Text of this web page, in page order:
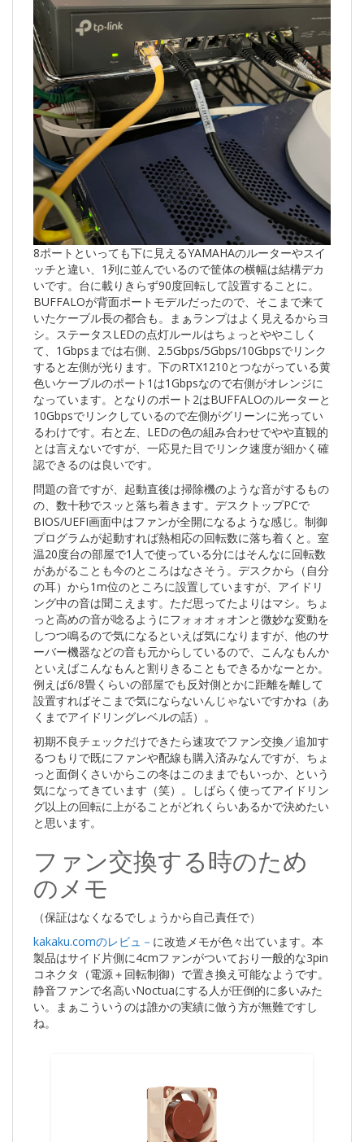
8ポートといっても下に見えるYAMAHAのルーターやスイ
ッチと違い、1列に並んでいるので筐体の横幅は結構デカ
いです。台に載りきらず90度回転して設置することに。
BUFFALOが背面ポートモデルだったので、そこまで来て
いたケーブル長の都合も。まぁランプはよく見えるからヨ
シ。ステータスLEDの点灯ルールはちょっとややこしく
て、1Gbpsまでは右側、2.5Gbps/5Gbps/10Gbpsでリンク
すると左側が光ります。下のRTX1210とつながっている黄
色いケーブルのポート1は1Gbpsなので右側がオレンジに
なっています。となりのポート2はBUFFALOのルーターと
10Gbpsでリンクしているので左側がグリーンに光ってい
るわけです。右と左、LEDの色の組み合わせでやや直観的
とは言えないですが、一応見た目でリンク速度が細かく確
認できるのは良いです。
問題の音ですが、起動直後は掃除機のような音がするもの
の、数十秒でスッと落ち着きます。デスクトップPCで
BIOS/UEFI画面中はファンが全開になるような感じ。制御
プログラムが起動すれば熱相応の回転数に落ち着くと。室
温20度台の部屋で1人で使っている分にはそんなに回転数
があがることも今のところはなさそう。デスクから（自分
の耳）から1m位のところに設置していますが、アイドリ
ング中の音は聞こえます。ただ思ってたよりはマシ。ちょ
っと高めの音が唸るようにフォォオォオンと微妙な変動を
しつつ鳴るので気になるといえば気になりますが、他のサ
ーバー機器などの音も元からしているので、こんなもんか
といえばこんなもんと割りきることもできるかなーとか。
例えば6/8畳くらいの部屋でも反対側とかに距離を離して
設置すればそこまで気にならないんじゃないですかね（あ
くまでアイドリングレベルの話）。
初期不良チェックだけできたら速攻でファン交換／追加す
るつもりで既にファンや配線も購入済みなんですが、ちょ
っと面倒くさいからこの冬はこのままでもいっか、という
気になってきています（笑）。しばらく使ってアイドリン
グ以上の回転に上がることがどれくらいあるかで決めたい
と思います。
ファン交換する時のため
のメモ
（保証はなくなるでしょうから自己責任で）
kakaku.comのレビュ－ に改造メモが色々出ています。本
製品はサイド片側に4cmファンがついており一般的な3pin
コネクタ（電源＋回転制御）で置き換え可能なようです。
静音ファンで名高いNoctuaにする人が圧倒的に多いみた
い。まぁこういうのは誰かの実績に倣う方が無難ですし
ね。